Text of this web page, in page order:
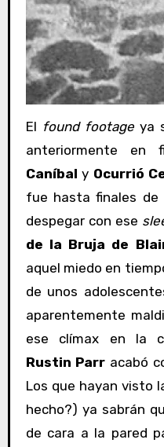
El found footageya
anteriormente en
Caníbaly Ocurrió
fue hasta finales de
despegar con ese
de la Bruja de
aquel miedo en
de unos
aparentemente
ese clímax en la
Rustin Parr acabó
Los que hayan visto
hecho?) ya sabrán
de cara a la pared